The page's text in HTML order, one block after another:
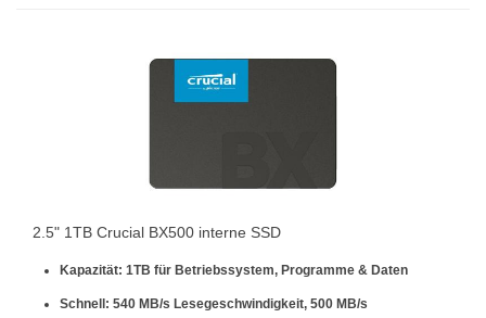
2.5" 1TB Crucial BX500 interne SSD
Kapazität: 1TB für Betriebssystem, Programme & Daten
Schnell: 540 MB/s Lesegeschwindigkeit, 500 MB/s